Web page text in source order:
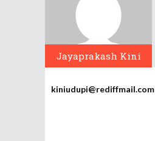
Jayaprakash Kini
kiniudupi@rediffmail.com